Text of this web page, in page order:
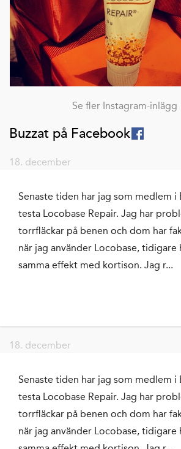
Se fler Instagram-inlägg
Buzzat på Facebook
18. december
Senaste tiden har jag som medlem i
testa Locobase Repair. Jag har
torrfläckar på benen och dom har
när jag använder Locobase, tidigare
samma effekt med kortison. Jag r...
18. december
Senaste tiden har jag som medlem i
testa Locobase Repair. Jag har
torrfläckar på benen och dom har
när jag använder Locobase, tidigare